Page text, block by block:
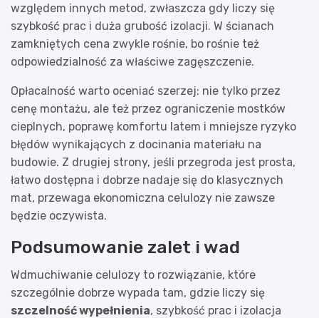
względem innych metod, zwłaszcza gdy liczy się
szybkość prac i duża grubość izolacji. W ścianach
zamkniętych cena zwykle rośnie, bo rośnie też
odpowiedzialność za właściwe zagęszczenie.
Opłacalność warto oceniać szerzej: nie tylko przez
cenę montażu, ale też przez ograniczenie mostków
cieplnych, poprawę komfortu latem i mniejsze ryzyko
błędów wynikających z docinania materiału na
budowie. Z drugiej strony, jeśli przegroda jest prosta,
łatwo dostępna i dobrze nadaje się do klasycznych
mat, przewaga ekonomiczna celulozy nie zawsze
będzie oczywista.
Podsumowanie zalet i wad
Wdmuchiwanie celulozy to rozwiązanie, które
szczególnie dobrze wypada tam, gdzie liczy się
szczelność wypełnienia, szybkość prac i izolacja